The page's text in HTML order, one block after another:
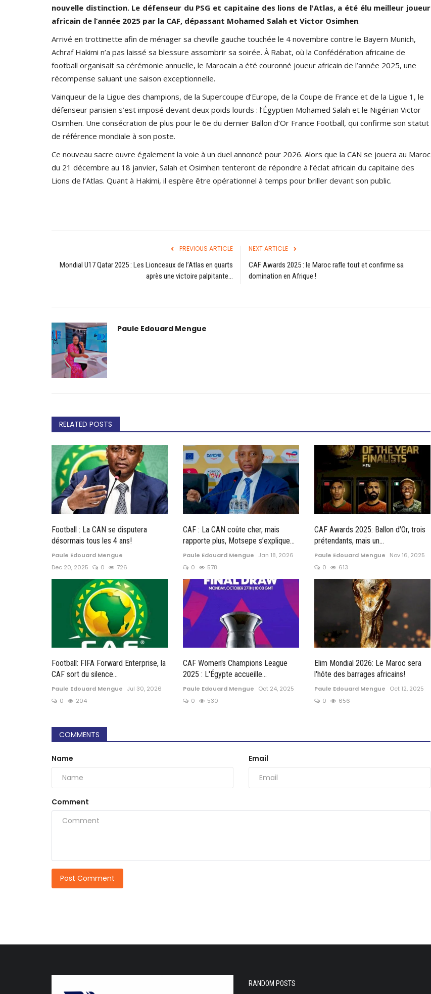
nouvelle distinction. Le défenseur du PSG et capitaine des lions de l'Atlas, a été élu meilleur joueur
africain de l’année 2025 par la CAF, dépassant Mohamed Salah et Victor Osimhen.
Arrivé en trottinette afin de ménager sa cheville gauche touchée le 4 novembre contre le Bayern Munich,
Achraf Hakimi n’a pas laissé sa blessure assombrir sa soirée. À Rabat, où la Confédération africaine de
football organisait sa cérémonie annuelle, le Marocain a été couronné joueur africain de l’année 2025, une
récompense saluant une saison exceptionnelle.
Vainqueur de la Ligue des champions, de la Supercoupe d’Europe, de la Coupe de France et de la Ligue 1, le
défenseur parisien s’est imposé devant deux poids lourds : l’Égyptien Mohamed Salah et le Nigérian Victor
Osimhen. Une consécration de plus pour le 6e du dernier Ballon d’Or France Football, qui confirme son statut
de référence mondiale à son poste.
Ce nouveau sacre ouvre également la voie à un duel annoncé pour 2026. Alors que la CAN se jouera au Maroc
du 21 décembre au 18 janvier, Salah et Osimhen tenteront de répondre à l’éclat africain du capitaine des
Lions de l’Atlas. Quant à Hakimi, il espère être opérationnel à temps pour briller devant son public.
PREVIOUS ARTICLE
Mondial U17 Qatar 2025 : Les Lionceaux de l’Atlas en quarts
après une victoire palpitante...
NEXT ARTICLE
CAF Awards 2025 : le Maroc rafle tout et confirme sa
domination en Afrique !
Paule Edouard Mengue
RELATED POSTS
Football : La CAN se disputera
désormais tous les 4 ans!
Paule Edouard Mengue
Dec 20, 2025
0 726
CAF : La CAN coûte cher, mais
rapporte plus, Motsepe s’explique...
Paule Edouard Mengue
Jan 18, 2026
0
578
CAF Awards 2025: Ballon d'Or, trois
prétendants, mais un...
Paule Edouard Mengue
Nov 16, 2025
0
613
Football: FIFA Forward Enterprise, la
CAF sort du silence...
Paule Edouard Mengue
Jul 30, 2026
0
204
CAF Women's Champions League
2025 : L'Égypte accueille...
Paule Edouard Mengue
Oct 24, 2025
0
530
Elim Mondial 2026: Le Maroc sera
l'hôte des barrages africains!
Paule Edouard Mengue
Oct 12, 2025
0
656
COMMENTS
Name Email
Comment
Post Comment
RANDOM POSTS